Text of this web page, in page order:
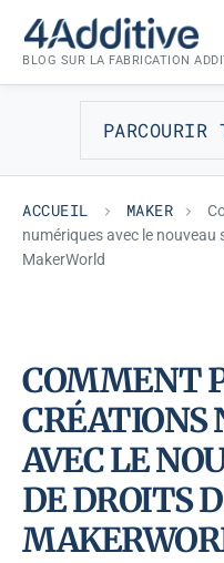
contenu
BLOG SUR LA FABRICATION
PARCOURIR
ACCUEIL MAKER
numériques avec le
MakerWorld
MAKER
COMMENT
CRÉATIONS
AVEC LE
DE DROITS